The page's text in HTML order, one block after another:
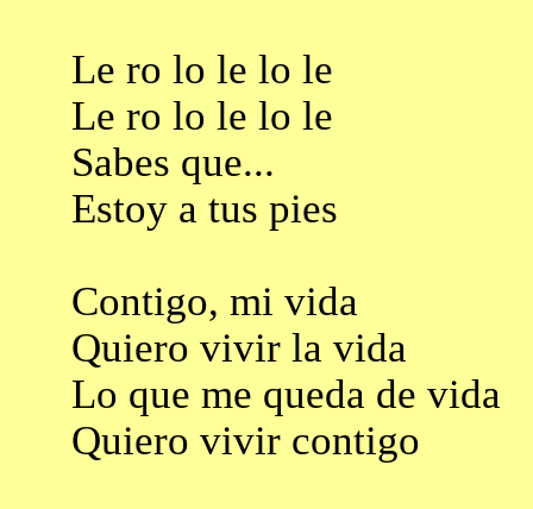
Le ro lo le lo le
Le ro lo le lo le
Sabes que...
Estoy a tus pies
Contigo, mi vida
Quiero vivir la vida
Lo que me queda de vida
Quiero vivir contigo